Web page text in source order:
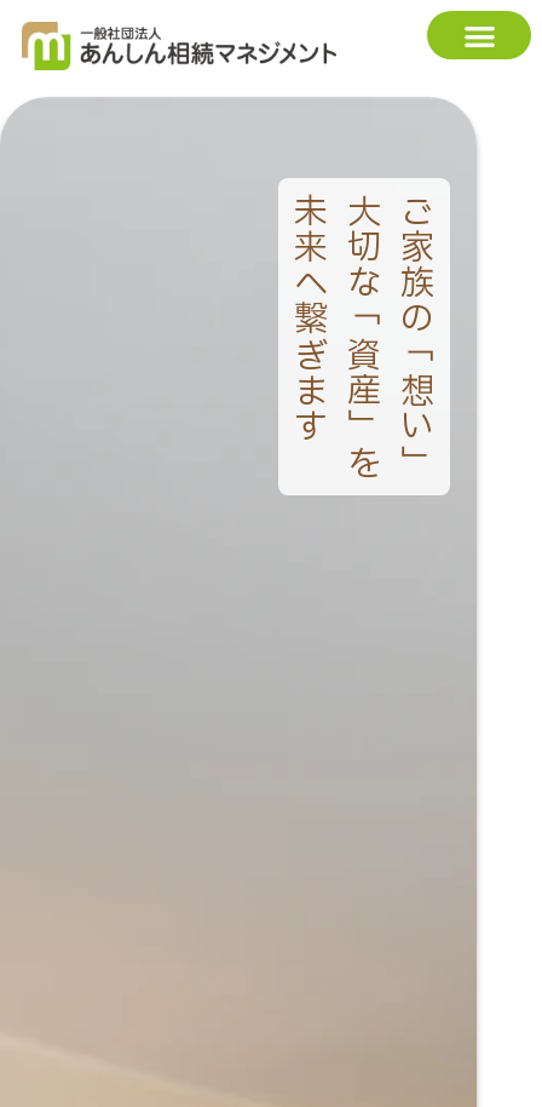
ス
キ
ご家族の「想い」
大切な「資産」を
未来へ繋ぎます